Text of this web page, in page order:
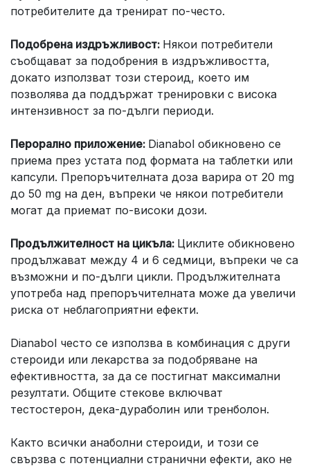
потребителите да тренират по-често.
Подобрена издръжливост: Някои потребители
съобщават за подобрения в издръжливостта,
докато използват този стероид, което им
позволява да поддържат тренировки с висока
интензивност за по-дълги периоди.
Перорално приложение: Dianabol обикновено се
приема през устата под формата на таблетки или
капсули. Препоръчителната доза варира от 20 mg
до 50 mg на ден, въпреки че някои потребители
могат да приемат по-високи дози.
Продължителност на цикъла: Циклите обикновено
продължават между 4 и 6 седмици, въпреки че са
възможни и по-дълги цикли. Продължителната
употреба над препоръчителната може да увеличи
риска от неблагоприятни ефекти.
Dianabol често се използва в комбинация с други
стероиди или лекарства за подобряване на
ефективността, за да се постигнат максимални
резултати. Общите стекове включват
тестостерон, дека-дураболин или тренболон.
Както всички анаболни стероиди, и този се
свързва с потенциални странични ефекти, ако не